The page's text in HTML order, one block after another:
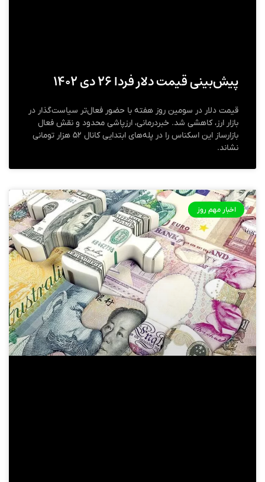
پیش‌بینی قیمت دلار فردا ۲۶ دی ۱۴۰۲
قیمت دلار در سومین روز هفته با حضور فعال‌تر سیاست‌گذار در
بازار ارز، کاهشی شد. خبردرمانی، ارزپاشی محدود و نقش فعال
بازارساز این اسکناس را در پله‌های ابتدایی کانال ۵۲ هزار تومانی
نشاند.
اخبار مهم روز